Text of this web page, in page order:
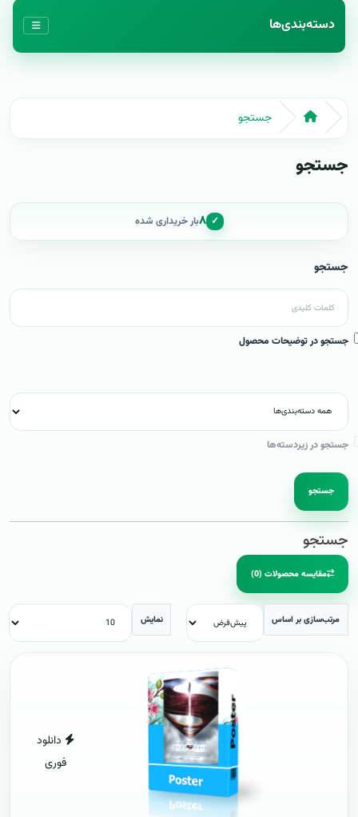
دسته‌بندی‌ها
جستجو
جستجو
✓ ۸بار خریداری شده
جستجو
جستجو در توضیحات محصول
جستجو در زیردسته‌ها
جستجو
جستجو
مقایسه محصولات (0)
مرتب‌سازی بر اساس نمایش
دانلود
فوری